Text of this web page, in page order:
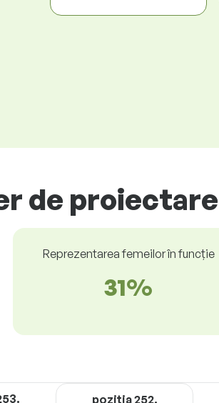
de
Reprezentarea femeilor în funcție
31%
poziţia 252.